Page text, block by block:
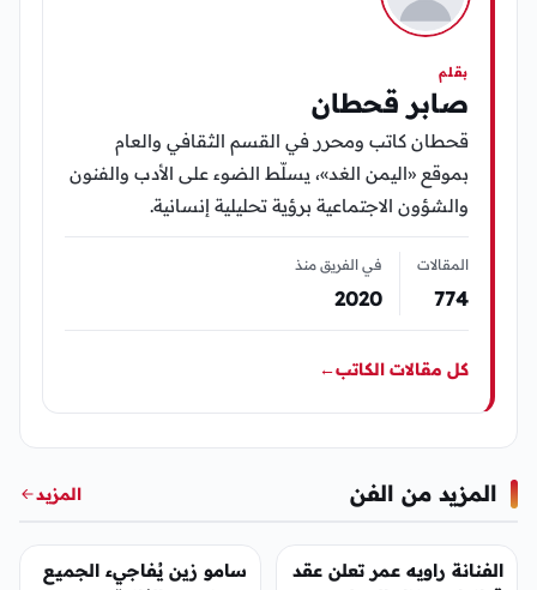
بقلم
صابر قحطان
قحطان كاتب ومحرر في القسم الثقافي والعام
بموقع «اليمن الغد»، يسلّط الضوء على الأدب والفنون
والشؤون الاجتماعية برؤية تحليلية إنسانية.
المقالات
774
في الفريق منذ
2020
كل مقالات الكاتب←
المزيد من الفن المزيد
الفن
الفنانة راويه عمر تعلن عقد
الفن
سامو زين يُفاجيء الجميع